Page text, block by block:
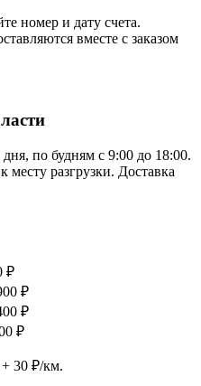
номер и дату счета.
вместе с заказом
по будням с 9:00 до 18:00.
разгрузки. Доставка
₽
₽
₽
₽
30 ₽/км.